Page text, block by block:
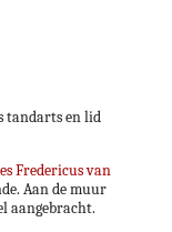
tandarts en lid
Fredericus van
Aan de muur
aangebracht.